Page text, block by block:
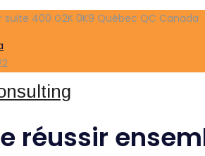
suite 400 G2K 0K9 Québec QC Canada
réussir